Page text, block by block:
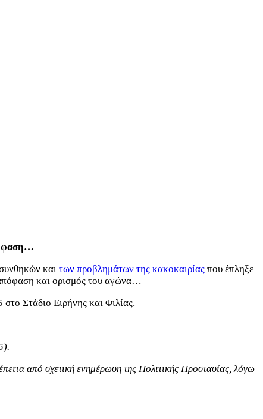
και των προβλημάτων της κακοκαιρίας που έπληξε
και ορισμός του αγώνα…
Στάδιο Ειρήνης και Φιλίας.
από σχετική ενημέρωση της Πολιτικής Προστασίας, λόγω